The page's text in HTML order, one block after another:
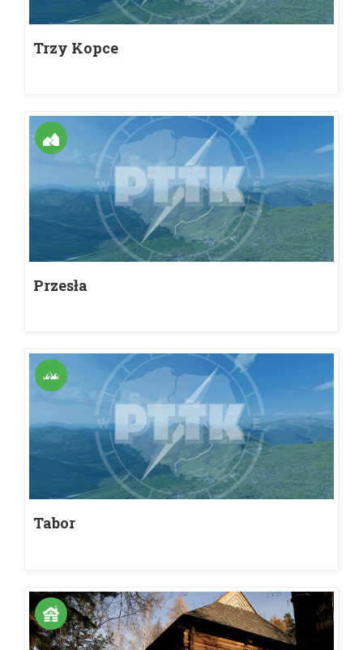
Trzy Kopce
Przesła
Tabor